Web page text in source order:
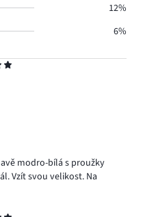
modro-bílá s proužky
Vzít svou velikost. Na
12%
6%